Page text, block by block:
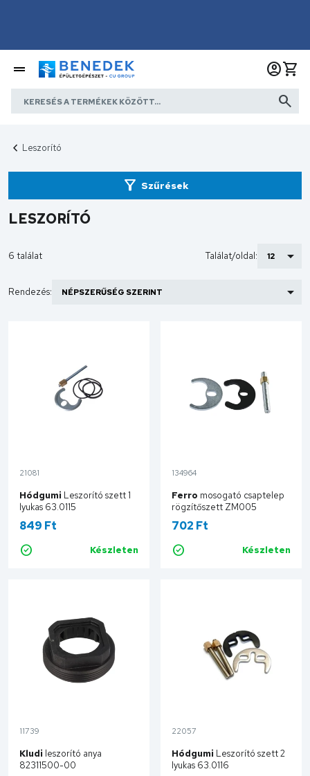
Leszorító
LESZORÍTÓ
6 találat Találat/oldal:
Rendezés:
21081
Hódgumi Leszorító szett 1
lyukas 63.0115
849 Ft
Készleten
Kosárba
134964
Ferro mosogató csaptelep
rögzítőszett ZM005
702 Ft
Készleten
Kosárba
11739
Kludi leszorító anya
82311500-00
22057
Hódgumi Leszorító szett 2
lyukas 63.0116
Szűrések